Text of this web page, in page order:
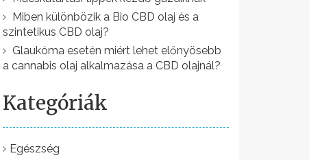
Miben különbözik a Bio CBD olaj és a
szintetikus CBD olaj?
Glaukóma esetén miért lehet előnyösebb
a cannabis olaj alkalmazása a CBD olajnál?
Kategóriák
Egészség